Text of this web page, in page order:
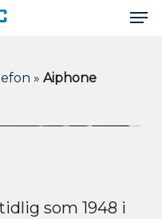
» Aiphone
som 1948 i